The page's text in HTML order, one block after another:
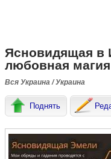
Ясновидящая в
любовная
Вся Украина / Украина
Поднять